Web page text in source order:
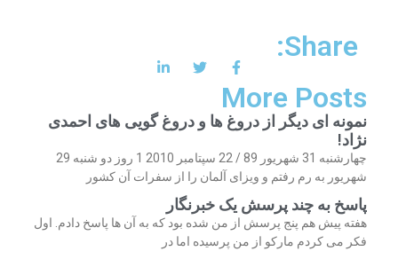
Share:
More Posts
نمونه ای دیگر از دروغ ها و دروغ گویی های احمدی
نژاد!
چهارشنبه 31 شهریور 89 / 22 سپتامبر 2010 1 روز دو شنبه 29
شهریور به رم رفتم و ویزای آلمان را از سفرات آن کشور
پاسخ به چند پرسش یک خبرنگار
هفته پیش هم پنج پرسش از من شده بود که به آن ها پاسخ دادم. اول
فکر می کردم مارکو از من پرسیده اما در